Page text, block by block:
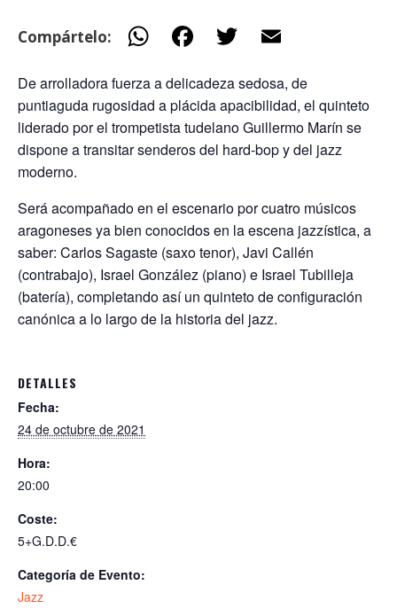
Compártelo: W
at
s
A
p
e
b
o
k
itt
er
ai
l
De arrolladora fuerza a delicadeza sedosa, de
puntiaguda rugosidad a plácida apacibilidad, el quinteto
liderado por el trompetista tudelano Guillermo Marín se
dispone a transitar senderos del hard-bop y del jazz
moderno.
Será acompañado en el escenario por cuatro músicos
aragoneses ya bien conocidos en la escena jazzística, a
saber: Carlos Sagaste (saxo tenor), Javi Callén
(contrabajo), Israel González (piano) e Israel Tubilleja
(batería), completando así un quinteto de configuración
canónica a lo largo de la historia del jazz.
DETALLES
Fecha:
24 de octubre de 2021
Hora:
20:00
Coste:
5+G.D.D.€
Categoría de Evento:
Jazz